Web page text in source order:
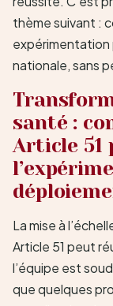
thème suivant :
expérimentation
nationale, sans
santé :
Article 51
La mise à
Article 51 peut
l’équipe est
que quelques